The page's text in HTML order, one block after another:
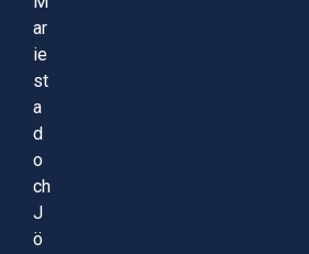
ar
ie
st
a
d
o
ch
J
ö